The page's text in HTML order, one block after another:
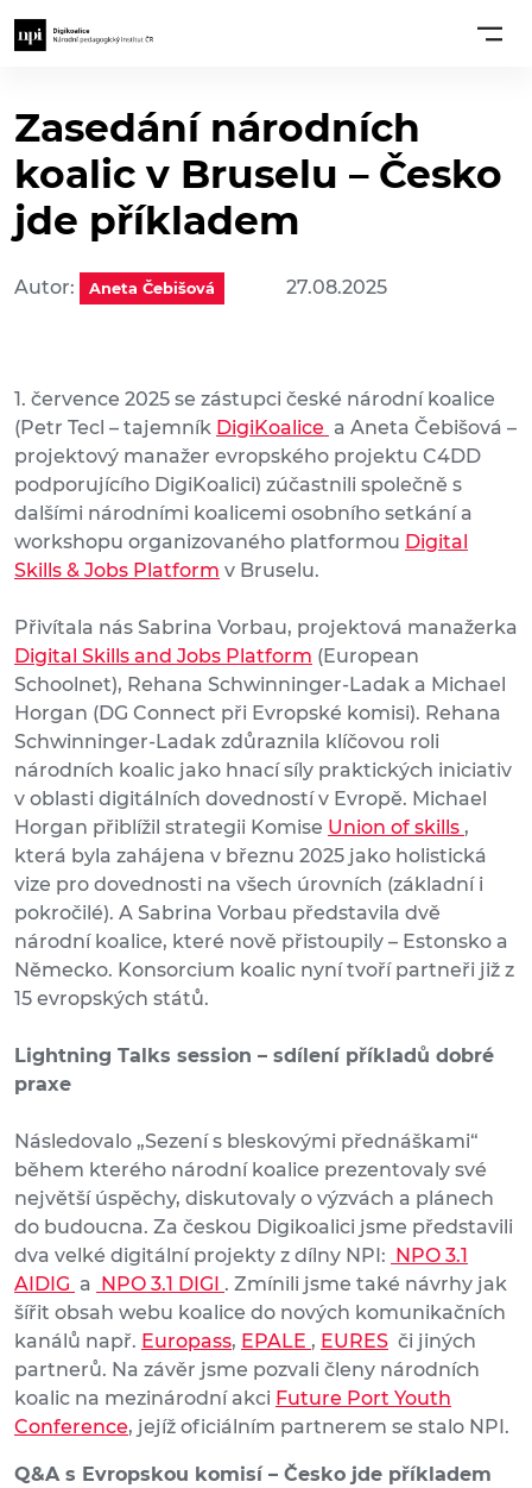
Zasedání národních
koalic v Bruselu – Česko
jde příkladem
Autor: Aneta Čebišová 27.08.2025
1. července 2025 se zástupci české národní koalice
(Petr Tecl – tajemník DigiKoalice a Aneta Čebišová –
projektový manažer evropského projektu C4DD
podporujícího DigiKoalici) zúčastnili společně s
dalšími národními koalicemi osobního setkání a
workshopu organizovaného platformou Digital
Skills & Jobs Platform v Bruselu.
Přivítala nás Sabrina Vorbau, projektová manažerka
Digital Skills and Jobs Platform (European
Schoolnet), Rehana Schwinninger-Ladak a Michael
Horgan (DG Connect při Evropské komisi). Rehana
Schwinninger-Ladak zdůraznila klíčovou roli
národních koalic jako hnací síly praktických iniciativ
v oblasti digitálních dovedností v Evropě. Michael
Horgan přiblížil strategii Komise Union of skills ,
která byla zahájena v březnu 2025 jako holistická
vize pro dovednosti na všech úrovních (základní i
pokročilé). A Sabrina Vorbau představila dvě
národní koalice, které nově přistoupily – Estonsko a
Německo. Konsorcium koalic nyní tvoří partneři již z
15 evropských států.
Lightning Talks session – sdílení příkladů dobré
praxe
Následovalo „Sezení s bleskovými přednáškami“
během kterého národní koalice prezentovaly své
největší úspěchy, diskutovaly o výzvách a plánech
do budoucna. Za českou Digikoalici jsme představili
dva velké digitální projekty z dílny NPI:
NPO 3.1
AIDIG a NPO 3.1 DIGI . Zmínili jsme také návrhy jak
šířit obsah webu koalice do nových komunikačních
kanálů např. Europass, EPALE , EURES či jiných
partnerů. Na závěr jsme pozvali členy národních
koalic na mezinárodní akci Future Port Youth
Conference, jejíž oficiálním partnerem se stalo NPI.
Q&A s Evropskou komisí – Česko jde příkladem